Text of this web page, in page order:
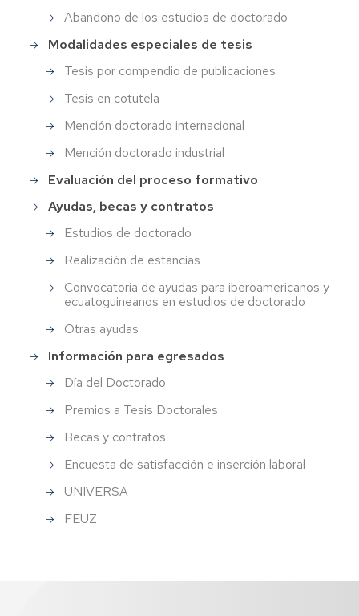
Abandono de los estudios de doctorado
Modalidades especiales de tesis
Tesis por compendio de publicaciones
Tesis en cotutela
Mención doctorado internacional
Mención doctorado industrial
Evaluación del proceso formativo
Ayudas, becas y contratos
Estudios de doctorado
Realización de estancias
Convocatoria de ayudas para iberoamericanos y
ecuatoguineanos en estudios de doctorado
Otras ayudas
Información para egresados
Día del Doctorado
Premios a Tesis Doctorales
Becas y contratos
Encuesta de satisfacción e inserción laboral
UNIVERSA
FEUZ